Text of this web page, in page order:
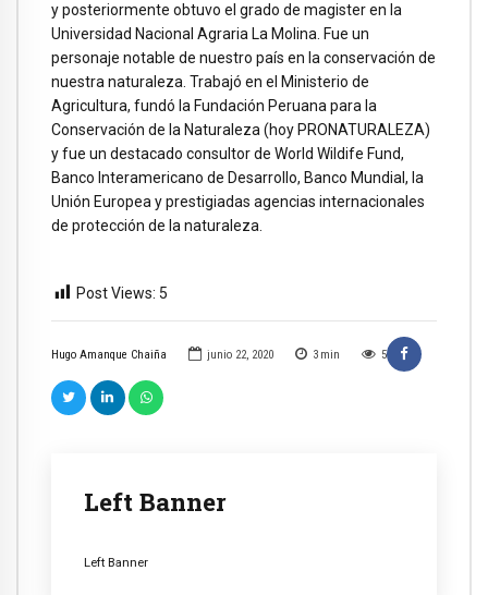
Hugo Amanque Chaiña junio 22, 2020 3 min 5
Left Banner
Left Banner
y posteriormente obtuvo el grado de magister en la
Universidad Nacional Agraria La Molina. Fue un
personaje notable de nuestro país en la conservación de
nuestra naturaleza. Trabajó en el Ministerio de
Agricultura, fundó la Fundación Peruana para la
Conservación de la Naturaleza (hoy PRONATURALEZA)
y fue un destacado consultor de World Wildife Fund,
Banco Interamericano de Desarrollo, Banco Mundial, la
Unión Europea y prestigiadas agencias internacionales
de protección de la naturaleza.
Post Views: 5